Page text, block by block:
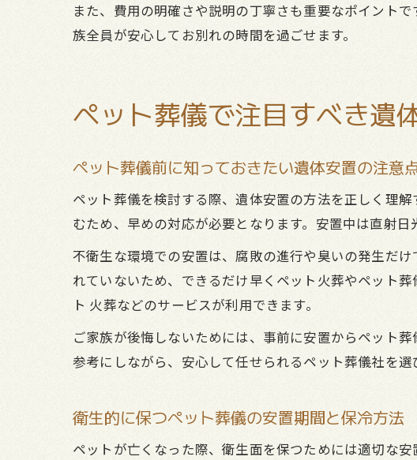
また、費用の明確さや説明の丁寧さも重要なポイント
族全員が安心してお別れの時間を過ごせます。
ペット葬儀で注目すべき遺
ペット葬儀前に知っておきたい遺体安置の注意
ペット葬儀を検討する際、遺体安置の方法を正しく理
むため、早めの対応が必要となります。安置中は直射
不衛生な環境での安置は、腐敗の進行や臭いの発生だ
れていないため、できるだけ早くペット火葬やペット
ト 火葬などのサービスが利用できます。
ご家族が後悔しないためには、事前に安置からペット
参考にしながら、安心して任せられるペット葬儀社を選
衛生的に保つペット葬儀の安置期間と保冷方法
ペットが亡くなった際、衛生面を保つためには適切な